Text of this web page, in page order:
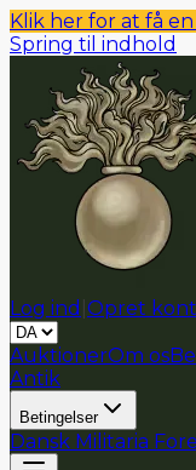
Klik her for at få
Spring til indhold
Log ind Opret
AuktionerOm os
Antik
Betingelser
Dansk Militaria